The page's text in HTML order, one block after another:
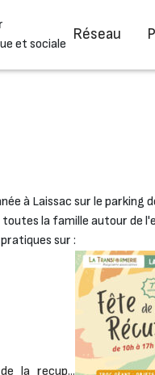
et sociale
Réseau
à Laissac sur le parking
la famille autour de
sur :